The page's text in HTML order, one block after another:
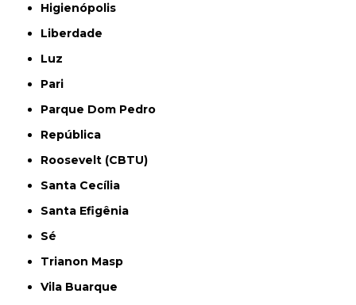
Higienópolis
Liberdade
Luz
Pari
Parque Dom Pedro
República
Roosevelt (CBTU)
Santa Cecília
Santa Efigênia
Sé
Trianon Masp
Vila Buarque